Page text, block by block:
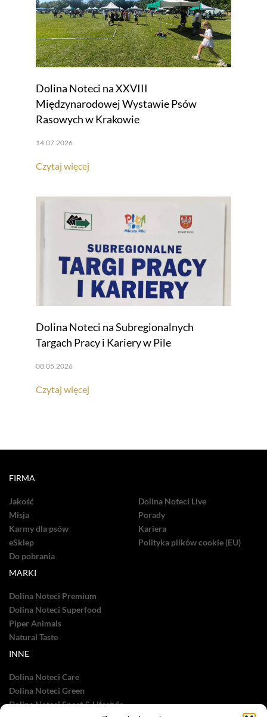
Dolina Noteci na XXVIII
Międzynarodowej Wystawie Psów
Rasowych w Krakowie
14.07.2026
Czytaj więcej
Dolina Noteci na Subregionalnych
Targach Pracy i Kariery w Pile
08.05.2026
Czytaj więcej
FIRMA
Jakość
Misja
Karmy dla psów
eSklep
Do pobrania
Dolina Noteci Live
Porady
Kariera
Polityka plików cookie (EU)
MARKI
Dolina Noteci Premium
Dolina Noteci Superfood
Piper Animals
Natural Taste
INNE
Dolina Noteci Care
Dolina Noteci Green
Dolina Noteci Sport & Lifestyle